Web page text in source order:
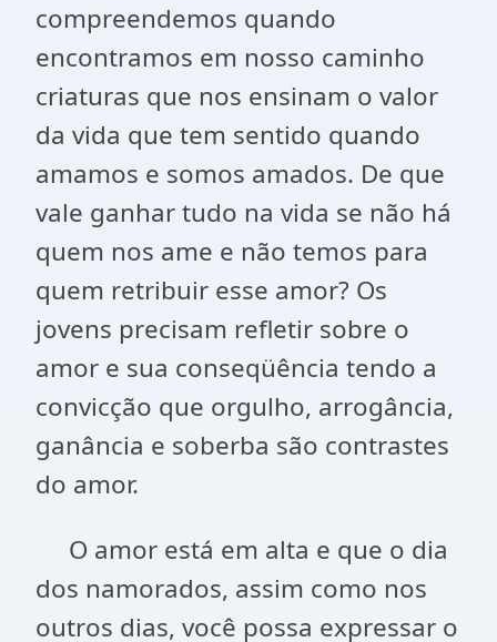
compreendemos quando
encontramos em nosso caminho
criaturas que nos ensinam o valor
da vida que tem sentido quando
amamos e somos amados. De que
vale ganhar tudo na vida se não há
quem nos ame e não temos para
quem retribuir esse amor? Os
jovens precisam refletir sobre o
amor e sua conseqüência tendo a
convicção que orgulho, arrogância,
ganância e soberba são contrastes
do amor.
O amor está em alta e que o dia
dos namorados, assim como nos
outros dias, você possa expressar o